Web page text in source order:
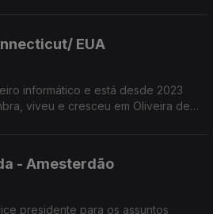
EUA
informático e está desde 2023
viveu e cresceu em Oliveira de
- Amesterdão
presidente para os assuntos